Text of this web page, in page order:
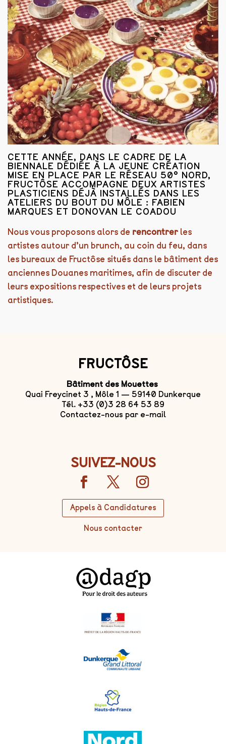
CETTE ANNÉE, DANS LE CADRE DE LA
BIENNALE DÉDIÉE À LA JEUNE CRÉATION
MISE EN PLACE PAR LE RÉSEAU 50° NORD,
FRUCTÔSE ACCOMPAGNE DEUX ARTISTES
PLASTICIENS DÉJÀ INSTALLÉS DANS LES
ATELIERS DU BOUT DU MÔLE : FABIEN
MARQUES ET DONOVAN LE COADOU
Nous vous proposons alors de rencontrer les
artistes autour d’un brunch, au coin du feu, dans
les bureaux de Fructôse situés dans le bâtiment des
anciennes Douanes maritimes, afin de discuter de
leurs expositions respectives et de leurs projets
artistiques.
FRUCTÔSE
Bâtiment des Mouettes
Quai Freycinet 3 , Môle 1 — 59140 Dunkerque
Tél. +33 (0)3 28 64 53 89
Contactez-nous par e-mail
SUIVEZ-NOUS
Appels à Candidatures
Nous contacter